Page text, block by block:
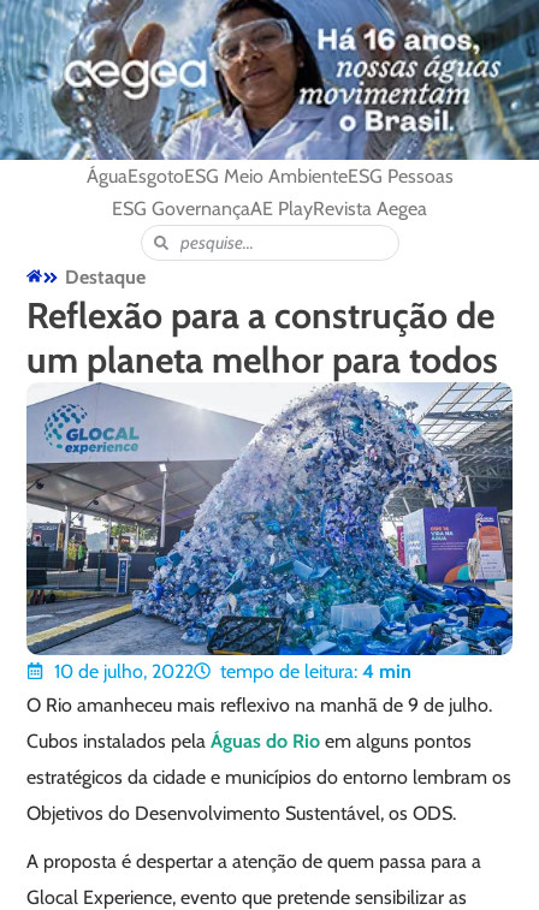
ÁguaEsgotoESG Meio AmbienteESG Pessoas
ESG GovernançaAE PlayRevista Aegea
Destaque
Reflexão para a construção de
um planeta melhor para todos
10 de julho, 2022 tempo de leitura: 4 min
O Rio amanheceu mais reflexivo na manhã de 9 de julho.
Cubos instalados pelaÁguas do Rio em alguns pontos
estratégicos da cidade e municípios do entorno lembram os
Objetivos do Desenvolvimento Sustentável, os ODS.
A proposta é despertar a atenção de quem passa para a
Glocal Experience, evento que pretende sensibilizar as